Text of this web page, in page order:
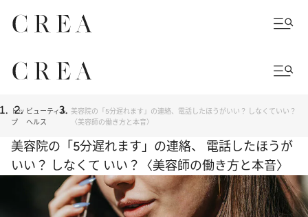
トッ
プ
ビューティ＆
ヘルス
美容院の「5分遅れます」の連絡、電話したほうがいい？ しなくていい？
〈美容師の働き方と本音〉
美容院の「5分遅れます」の連絡、 電話したほうが
いい？ しなくて いい？〈美容師の働き方と本音〉